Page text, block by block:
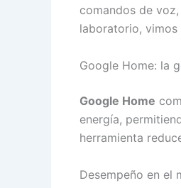
comandos de
laboratorio,
Google Home: la
Google Home
energía,
herramienta
Desempeño en el